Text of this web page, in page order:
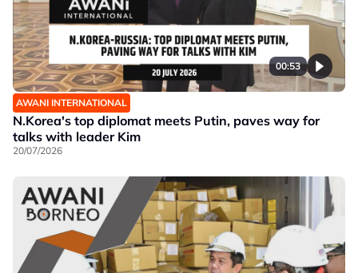
00:53
AWANI INTERNATIONAL
N.Korea's top diplomat meets Putin, paves way for
talks with leader Kim
20/07/2026